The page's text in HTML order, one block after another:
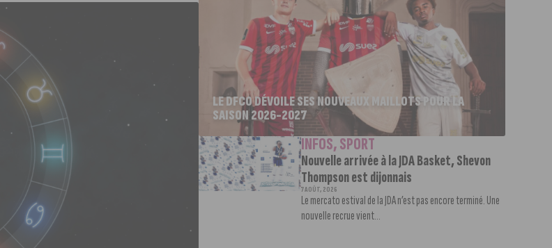
LE DFCO DÉVOILE SES NOUVEAUX MAILLOTS POUR LA
SAISON 2026-2027
INFOS,SPORT
Nouvelle arrivée à la JDA Basket, Shevon
Thompson est dijonnais
7 AOÛT, 2026
Le mercato estival de la JDA n’est pas encore terminé. Une
nouvelle recrue vient...